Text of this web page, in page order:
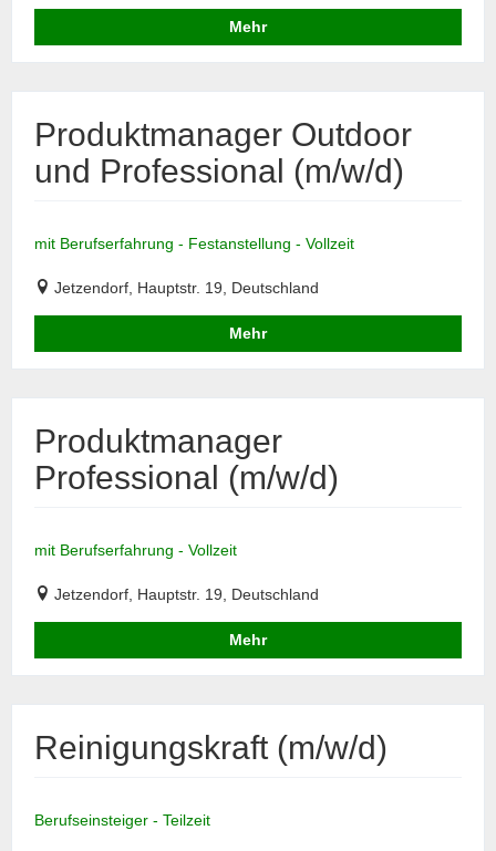
Mehr
Produktmanager Outdoor
und Professional (m/w/d)
mit Berufserfahrung - Festanstellung - Vollzeit
Jetzendorf, Hauptstr. 19, Deutschland
Mehr
Produktmanager
Professional (m/w/d)
mit Berufserfahrung - Vollzeit
Jetzendorf, Hauptstr. 19, Deutschland
Mehr
Reinigungskraft (m/w/d)
Berufseinsteiger - Teilzeit